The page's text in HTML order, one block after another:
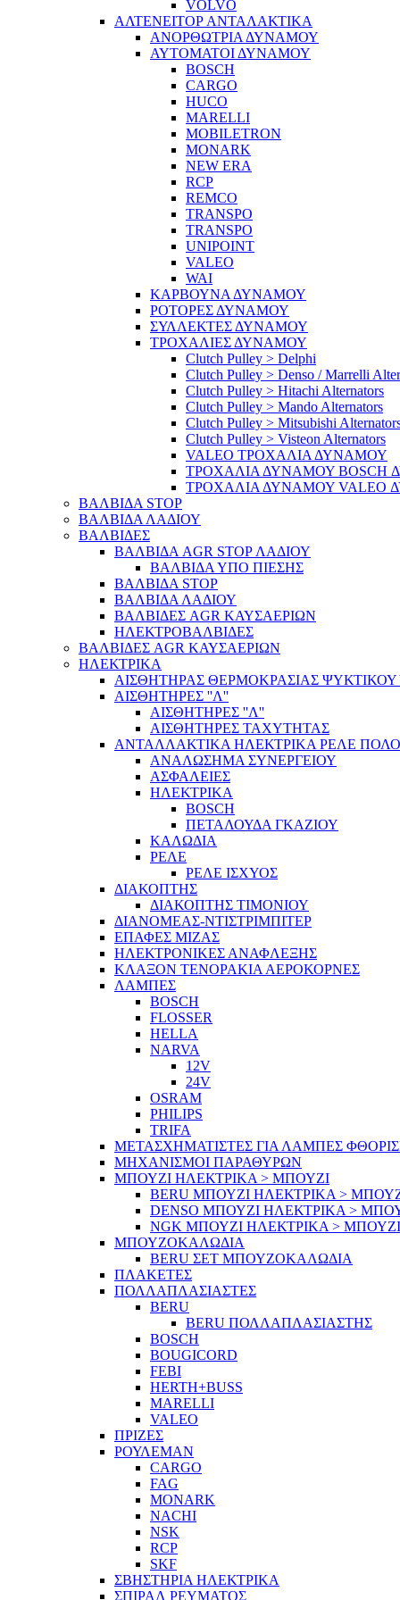
VOLVO
ΑΛΤΕΝΕΙΤΟΡ ΑΝΤΑΛΑΚΤΙΚΑ
ΑΝΟΡΘΩΤΡΙΑ ΔΥΝΑΜΟΥ
ΑΥΤΟΜΑΤΟΙ ΔΥΝΑΜΟΥ
BOSCH
CARGO
HUCO
MARELLI
MOBILETRON
MONARK
NEW ERA
RCP
REMCO
TRANSPO
TRANSPO
UNIPOINT
VALEO
WAI
ΚΑΡΒΟΥΝΑ ΔΥΝΑΜΟΥ
ΡΟΤΟΡΕΣ ΔΥΝΑΜΟΥ
ΣΥΛΛΕΚΤΕΣ ΔΥΝΑΜΟΥ
ΤΡΟΧΑΛΙΕΣ ΔΥΝΑΜΟΥ
Clutch Pulley > Delphi
Clutch Pulley > Denso / Marrelli
Clutch Pulley > Hitachi Alternators
Clutch Pulley > Mando Alternators
Clutch Pulley > Mitsubishi
Clutch Pulley > Visteon Alternators
VALEO ΤΡΟΧΑΛΙΑ ΔΥΝΑΜΟΥ
ΤΡΟΧΑΛΙΑ ΔΥΝΑΜΟΥ BOSCH
ΤΡΟΧΑΛΙΑ ΔΥΝΑΜΟΥ VALEO
ΒΑΛΒΙΔΑ STOP
ΒΑΛΒΙΔΑ ΛΑΔΙΟΥ
ΒΑΛΒΙΔΕΣ
ΒΑΛΒΙΔΑ AGR STOP ΛΑΔΙΟΥ
ΒΑΛΒΙΔΑ ΥΠΟ ΠΙΕΣΗΣ
ΒΑΛΒΙΔΑ STOP
ΒΑΛΒΙΔΑ ΛΑΔΙΟΥ
ΒΑΛΒΙΔΕΣ AGR ΚΑΥΣΑΕΡΙΩΝ
ΗΛΕΚΤΡΟΒΑΛΒΙΔΕΣ
ΒΑΛΒΙΔΕΣ AGR ΚΑΥΣΑΕΡΙΩΝ
ΗΛΕΚΤΡΙΚΑ
ΑΙΣΘΗΤΗΡΑΣ ΘΕΡΜΟΚΡΑΣΙΑΣ ΨΥΚΤΙΚΟΥ
ΑΙΣΘΗΤΗΡΕΣ ''Λ''
ΑΙΣΘΗΤΗΡEΣ ''Λ''
ΑΙΣΘΗΤΗΡEΣ ΤΑΧΥΤΗΤΑΣ
ΑΝΤΑΛΛΑΚΤΙΚΑ ΗΛΕΚΤΡΙΚΑ ΡΕΛΕ
ΑΝΑΛΩΣΗΜΑ ΣΥΝΕΡΓΕΙΟΥ
ΑΣΦΑΛΕΙΕΣ
ΗΛΕΚΤΡΙΚΑ
BOSCH
ΠΕΤΑΛΟΥΔΑ ΓΚΑΖΙΟΥ
ΚΑΛΩΔΙΑ
ΡΕΛΕ
ΡΕΛΕ ΙΣΧΥΟΣ
ΔΙΑΚΟΠΤΗΣ
ΔΙΑΚΟΠΤΗΣ ΤΙΜΟΝΙΟΥ
ΔΙΑΝΟΜΕΑΣ-ΝΤΙΣΤΡΙΜΠΙΤΕΡ
ΕΠΑΦΕΣ ΜΙΖΑΣ
ΗΛΕΚΤΡΟΝΙΚΕΣ ΑΝΑΦΛΕΞΗΣ
ΚΛΑΞΟΝ ΤΕΝΟΡΑΚΙΑ ΑΕΡΟΚΟΡΝΕΣ
ΛΑΜΠΕΣ
BOSCH
FLOSSER
HELLA
NARVA
12V
24V
OSRAM
PHILIPS
TRIFA
ΜΕΤΑΣΧΗΜΑΤΙΣΤΕΣ ΓΙΑ ΛΑΜΠΕΣ
ΜΗΧΑΝΙΣΜΟΙ ΠΑΡΑΘΥΡΩΝ
ΜΠΟΥΖΙ ΗΛΕΚΤΡΙΚΑ > ΜΠΟΥΖΙ
BERU ΜΠΟΥΖΙ ΗΛΕΚΤΡΙΚΑ >
DENSO ΜΠΟΥΖΙ ΗΛΕΚΤΡΙΚΑ >
NGK ΜΠΟΥΖΙ ΗΛΕΚΤΡΙΚΑ > ΜΠΟΥΖΙ
ΜΠΟΥΖΟΚΑΛΩΔΙΑ
BERU ΣΕΤ ΜΠΟΥΖΟΚΑΛΩΔΙΑ
ΠΛΑΚΕΤΕΣ
ΠΟΛΛΑΠΛΑΣΙΑΣΤΕΣ
BERU
BERU ΠΟΛΛΑΠΛΑΣΙΑΣΤΗΣ
BOSCH
BOUGICORD
FEBI
HERTH+BUSS
MARELLI
VALEO
ΠΡΙΖΕΣ
ΡΟΥΛΕΜΑΝ
CARGO
FAG
MONARK
NACHI
NSK
RCP
SKF
ΣΒΗΣΤΗΡΙΑ ΗΛΕΚΤΡΙΚΑ
ΣΠΙΡΑΛ ΡΕΥΜΑΤΟΣ